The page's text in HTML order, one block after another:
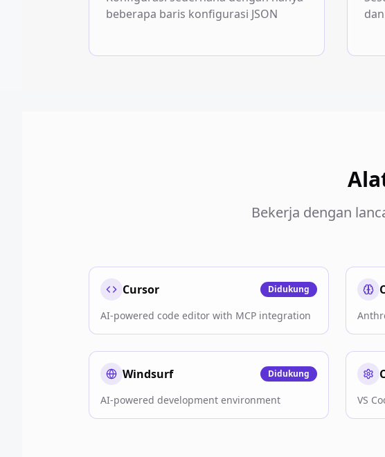
beberapa baris konfigurasi JSON
Bekerja dengan
Cursor Didukung
AI-powered code editor with MCP integration
Windsurf Didukung
AI-powered development environment VS